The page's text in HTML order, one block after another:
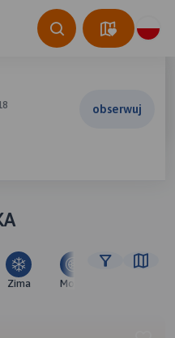
obserwuj
Zima Moto